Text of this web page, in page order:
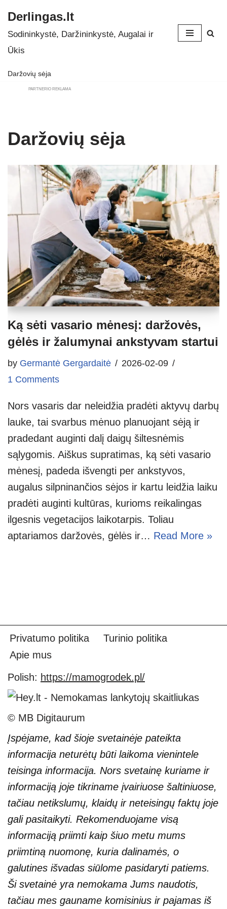
Skip
to
Derlingas.lt
Sodininkystė, Daržininkystė, Augalai ir
Ūkis
Daržovių sėja
PARTNERIO REKLAMA
Daržovių sėja
Ką sėti vasario mėnesį: daržovės,
gėlės ir žalumynai ankstyvam startui
by Germantė Gergardaitė
2026-02-09
1 Comments
Nors vasaris dar neleidžia pradėti aktyvų darbų
lauke, tai svarbus mėnuo planuojant sėją ir
pradedant auginti dalį daigų šiltesnėmis
sąlygomis. Aiškus supratimas, ką sėti vasario
mėnesį, padeda išvengti per ankstyvos,
augalus silpninančios sėjos ir kartu leidžia laiku
pradėti auginti kultūras, kurioms reikalingas
ilgesnis vegetacijos laikotarpis. Toliau
aptariamos daržovės, gėlės ir… Read More »
Privatumo politika
Turinio politika
Apie mus
Polish: https://mamogrodek.pl/
© MB Digitaurum
Įspėjame, kad šioje svetainėje pateikta
informacija neturėtų būti laikoma vienintele
teisinga informacija. Nors svetainę kuriame ir
informaciją joje tikriname įvairiuose šaltiniuose,
tačiau netikslumų, klaidų ir neteisingų faktų joje
gali pasitaikyti. Rekomenduojame visą
informaciją priimti kaip šiuo metu mums
priimtiną nuomonę, kuria dalinamės, o
galutines išvadas siūlome pasidaryti patiems.
Ši svetainė yra nemokama Jums naudotis,
tačiau mes gauname komisinius ir pajamas iš